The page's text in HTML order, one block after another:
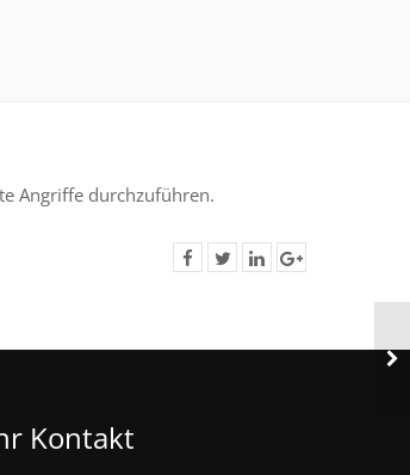
Angriffe durchzuführen.
Kontakt